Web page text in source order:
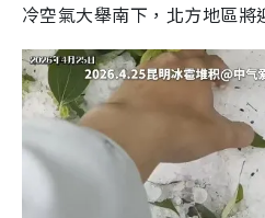
冷空氣大舉南下，北方地區將